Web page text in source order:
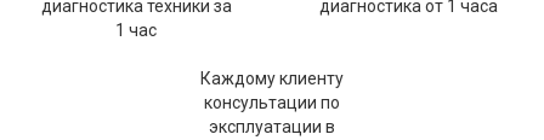
диагностика техники за
1 час
диагностика от 1 часа
Каждому клиенту
консультации по
эксплуатации в